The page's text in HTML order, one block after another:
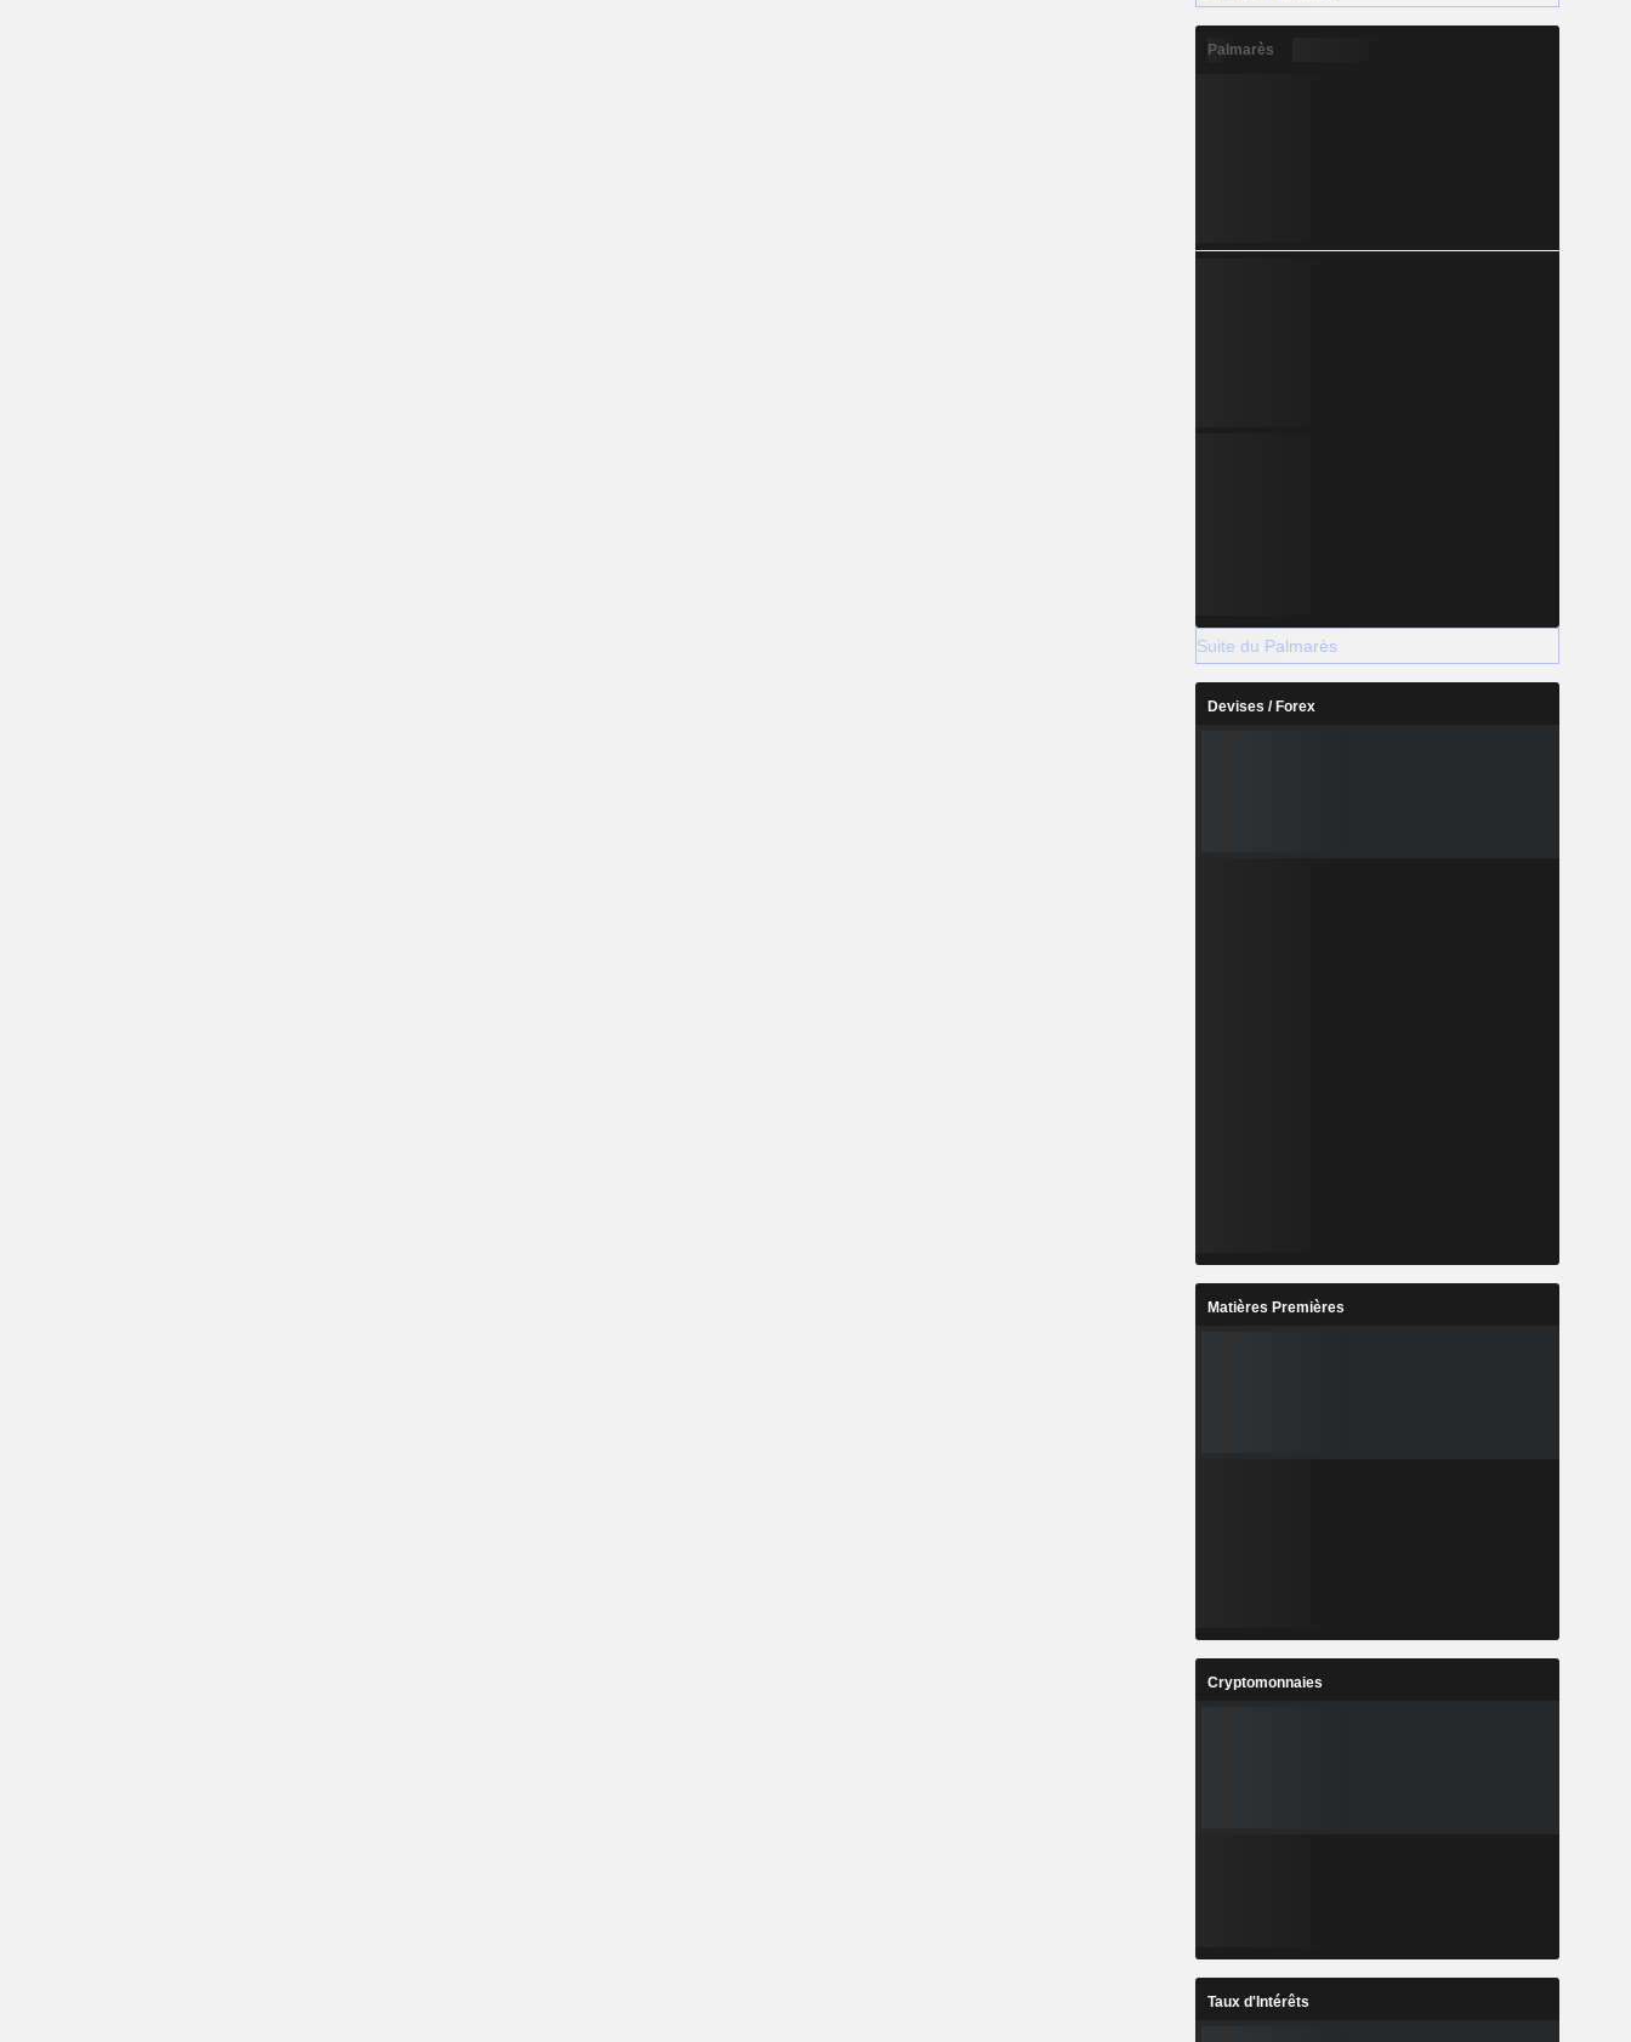
Palmarès
Suite du Palmarès
Devises / Forex
Matières Premières
Cryptomonnaies
Taux d'Intérêts